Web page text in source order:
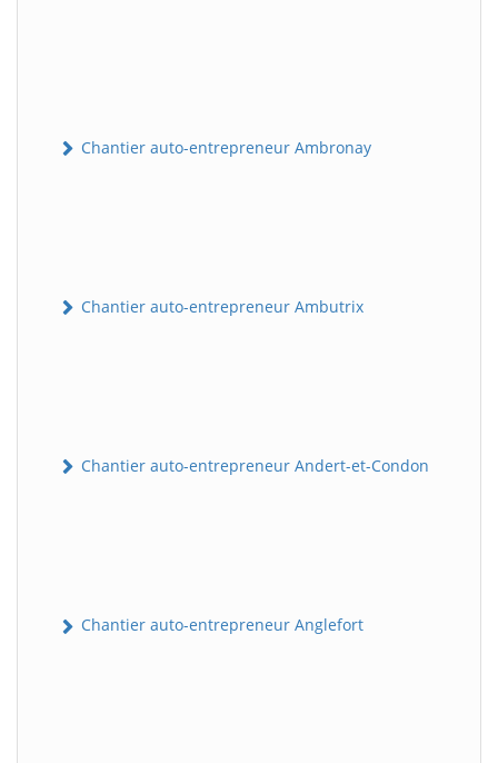
Chantier auto-entrepreneur Ambronay
Chantier auto-entrepreneur Ambutrix
Chantier auto-entrepreneur Andert-et-Condon
Chantier auto-entrepreneur Anglefort